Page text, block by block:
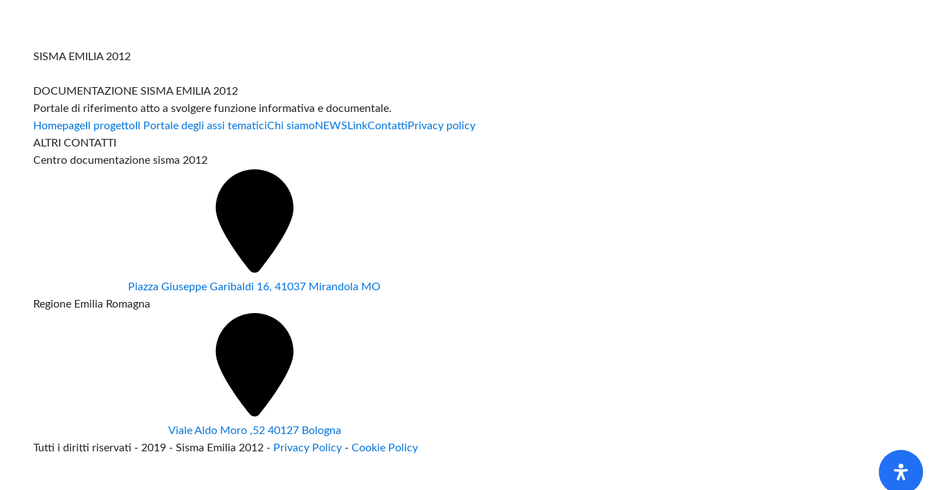
SISMA EMILIA 2012
DOCUMENTAZIONE SISMA EMILIA 2012
Portale di riferimento atto a svolgere funzione informativa e documentale.
Homepage Il progetto Il Portale degli assi tematiciChi siamoNEWS LinkContatti Privacy policy
ALTRI CONTATTI
Centro documentazione sisma 2012
Piazza Giuseppe Garibaldi 16, 41037 Mirandola MO
Regione Emilia Romagna
Viale Aldo Moro ,52 40127 Bologna
Tutti i diritti riservati - 2019 - Sisma Emilia 2012 - Privacy Policy - Cookie Policy